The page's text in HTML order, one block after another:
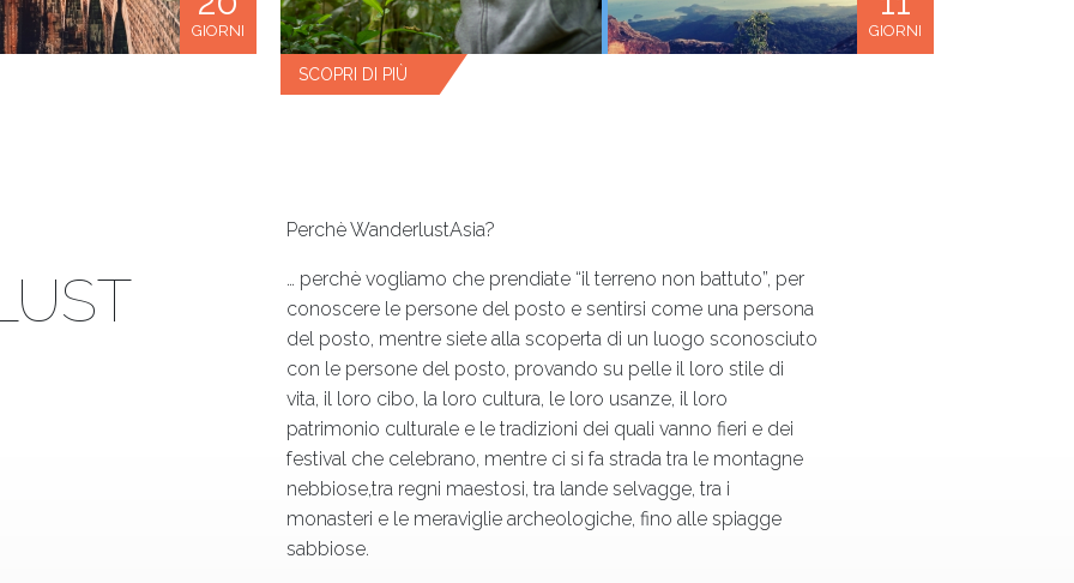
GIORNI
SCOPRI DI PIÙ
GIORNI
Perchè WanderlustAsia?
… perchè vogliamo che prendiate “il terreno non battuto”, per
conoscere le persone del posto e sentirsi come una persona
del posto, mentre siete alla scoperta di un luogo sconosciuto
con le persone del posto, provando su pelle il loro stile di
vita, il loro cibo, la loro cultura, le loro usanze, il loro
patrimonio culturale e le tradizioni dei quali vanno fieri e dei
festival che celebrano, mentre ci si fa strada tra le montagne
nebbiose,tra regni maestosi, tra lande selvagge, tra i
monasteri e le meraviglie archeologiche, fino alle spiagge
sabbiose.